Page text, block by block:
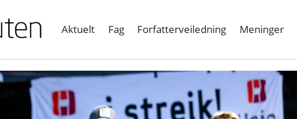
Aktuelt Fag Forfatterveiledning Meninger